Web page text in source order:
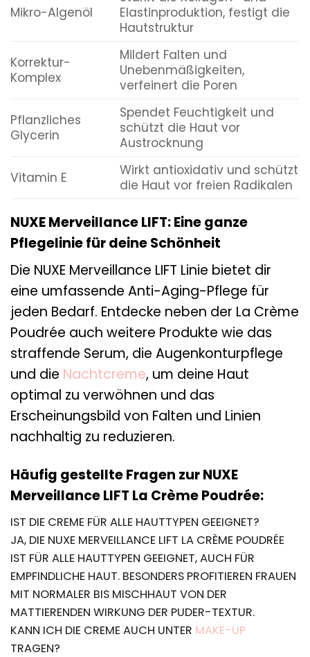
Mikro-Algenöl
Elastinproduktion, festigt die
Hautstruktur
Korrektur-
Komplex
Mildert Falten und
Unebenmäßigkeiten,
verfeinert die Poren
Pflanzliches
Glycerin
Spendet Feuchtigkeit und
schützt die Haut vor
Austrocknung
Vitamin E
Wirkt antioxidativ und schützt
die Haut vor freien Radikalen
NUXE Merveillance LIFT: Eine ganze
Pflegelinie für deine Schönheit
Die NUXE Merveillance LIFT Linie bietet dir
eine umfassende Anti-Aging-Pflege für
jeden Bedarf. Entdecke neben der La Crème
Poudrée auch weitere Produkte wie das
straffende Serum, die Augenkonturpflege
und die Nachtcreme, um deine Haut
optimal zu verwöhnen und das
Erscheinungsbild von Falten und Linien
nachhaltig zu reduzieren.
Häufig gestellte Fragen zur NUXE
Merveillance LIFT La Crème Poudrée:
IST DIE CREME FÜR ALLE HAUTTYPEN GEEIGNET?
JA, DIE NUXE MERVEILLANCE LIFT LA CRÈME POUDRÉE
IST FÜR ALLE HAUTTYPEN GEEIGNET, AUCH FÜR
EMPFINDLICHE HAUT. BESONDERS PROFITIEREN FRAUEN
MIT NORMALER BIS MISCHHAUT VON DER
MATTIERENDEN WIRKUNG DER PUDER-TEXTUR.
KANN ICH DIE CREME AUCH UNTER MAKE-UP
TRAGEN?